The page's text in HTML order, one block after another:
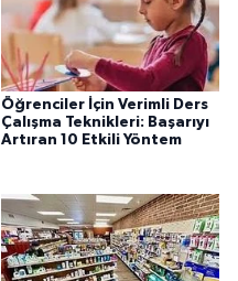
Öğrenciler İçin Verimli Ders
Çalışma Teknikleri: Başarıyı
Artıran 10 Etkili Yöntem